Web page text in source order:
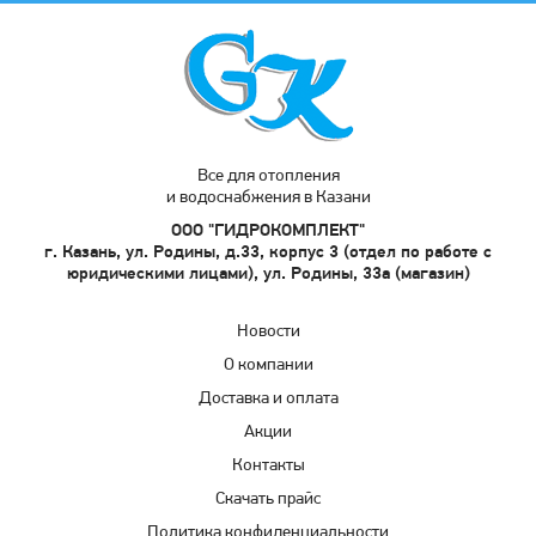
Все для отопления
и водоснабжения в Казани
ООО "ГИДРОКОМПЛЕКТ"
г. Казань, ул. Родины, д.33, корпус 3 (отдел по работе с
юридическими лицами), ул. Родины, 33а (магазин)
Новости
О компании
Доставка и оплата
Акции
Контакты
Скачать прайс